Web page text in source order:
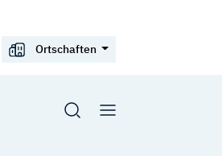
Ortschaften